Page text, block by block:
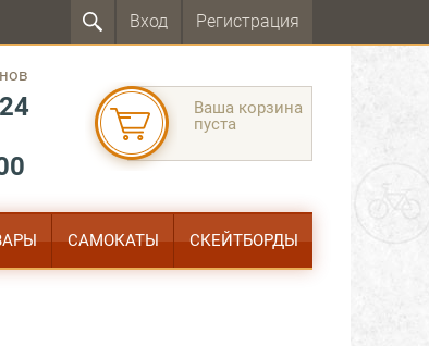
Вход Регистрация
Ваша корзина
пуста
САМОКАТЫ СКЕЙТБОРДЫ